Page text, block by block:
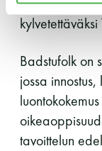
toisensa
Badstufolk on
jossa
tavoittelun